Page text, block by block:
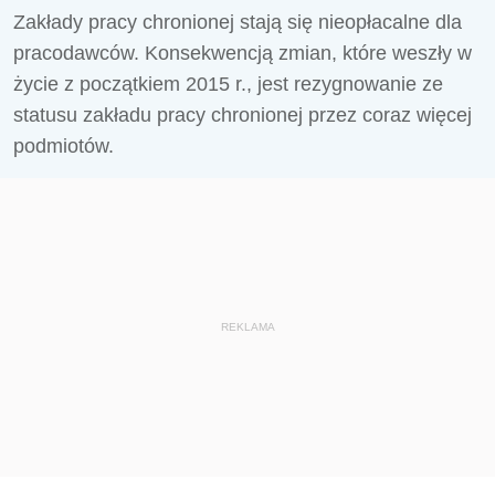
Zakłady pracy chronionej stają się nieopłacalne dla
pracodawców. Konsekwencją zmian, które weszły w
życie z początkiem 2015 r., jest rezygnowanie ze
statusu zakładu pracy chronionej przez coraz więcej
podmiotów.
REKLAMA